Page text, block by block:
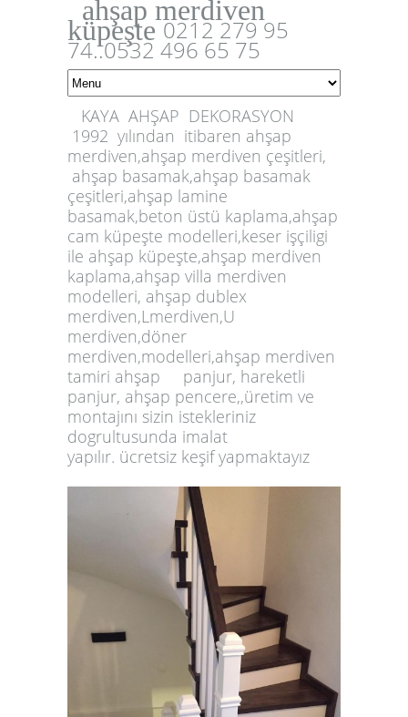
ahşap merdiven
küpeşte0212 279 95
74..0532 496 65 75
KAYA AHŞAP DEKORASYON
1992 yılından itibaren ahşap
merdiven,ahşap merdiven çeşitleri,
ahşap basamak,ahşap basamak
çeşitleri,ahşap lamine
basamak,beton üstü kaplama,ahşap
cam küpeşte modelleri,keser işçiligi
ile ahşap küpeşte,ahşap merdiven
kaplama,ahşap villa merdiven
modelleri, ahşap dublex
merdiven,Lmerdiven,U
merdiven,döner
merdiven,modelleri,ahşap merdiven
tamiri ahşap panjur, hareketli
panjur, ahşap pencere,,üretim ve
montajını sizin istekleriniz
dogrultusunda imalat
yapılır. ücretsiz keşif yapmaktayız